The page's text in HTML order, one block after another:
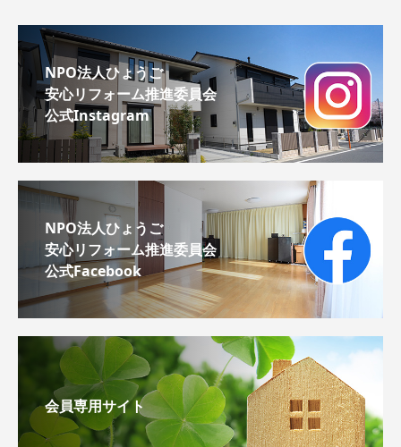
NPO法人ひょうご
安心リフォーム推進委員会
公式Instagram
NPO法人ひょうご
安心リフォーム推進委員会
公式Facebook
会員専用サイト